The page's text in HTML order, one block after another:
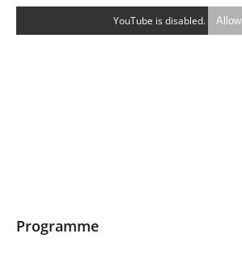
YouTube is disabled. Allow
Programme